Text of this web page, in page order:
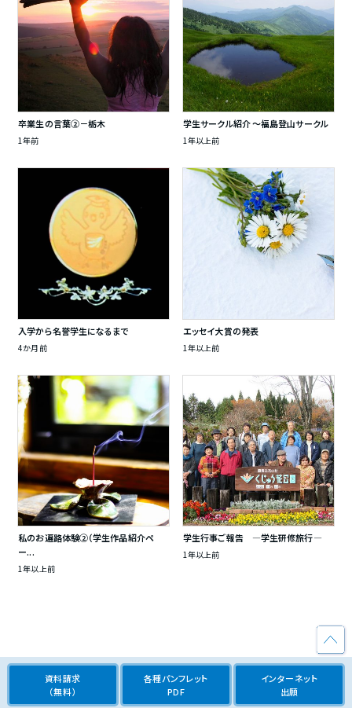
卒業生の言葉②－栃木
1年前
学生サークル紹介 ～福島登山サークル
1年以上前
入学から名誉学生になるまで
4か月前
エッセイ大賞の発表
1年以上前
私のお遍路体験②（学生作品紹介ペ
ー...
1年以上前
学生行事ご報告 ―学生研修旅行―
1年以上前
資料請求
（無料）
各種パンフレット
PDF
インターネット
出願